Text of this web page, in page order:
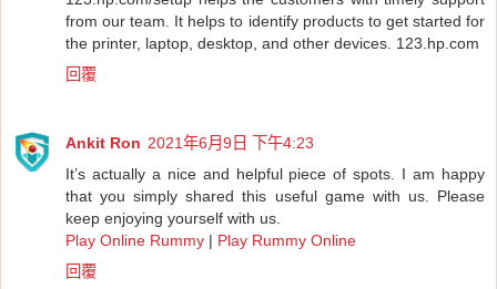
from our team. It helps to identify products to get started for
the printer, laptop, desktop, and other devices. 123.hp.com
回覆
Ankit Ron 2021年6月9日 下午4:23
It’s actually a nice and helpful piece of spots. I am happy
that you simply shared this useful game with us. Please
keep enjoying yourself with us.
Play Online Rummy | Play Rummy Online
回覆